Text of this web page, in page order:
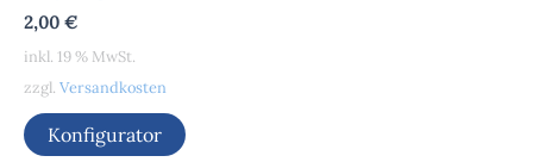
2,00 €
inkl. 19 % MwSt.
zzgl. Versandkosten
Konfigurator